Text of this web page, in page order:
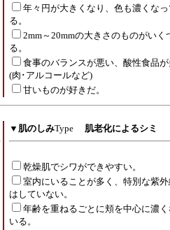
年々円が大きくなり、色も濃くな
る。
2mm～20mmの大きさのものがいく
る。
食事のバランスが悪い、酸性食品が
(肉･アルコールなど)
甘いものが好きだ。
▼ 肌のしみType 肌老化によるシミ
乾燥肌でシワができやすい。
室内にいることが多く、特別な紫
はしていない。
年齢を重ねるごとに頬を中心に濃
いる。